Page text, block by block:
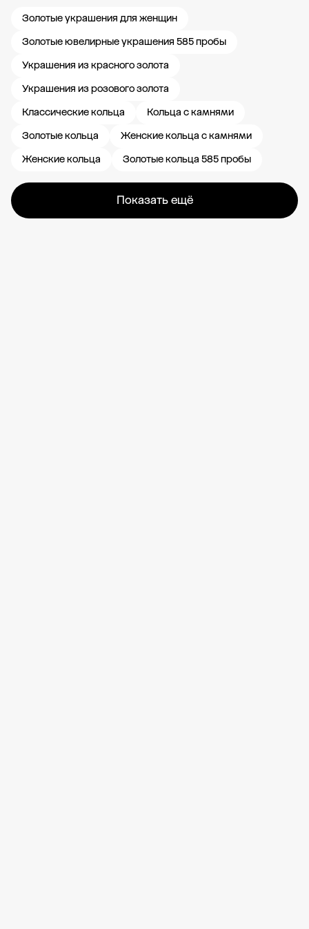
Золотые украшения для женщин
Золотые ювелирные украшения 585 пробы
Украшения из красного золота
Украшения из розового золота
Классические кольца
Кольца с камнями
Золотые кольца
Женские кольца с камнями
Женские кольца
Золотые кольца 585 пробы
Показать ещё